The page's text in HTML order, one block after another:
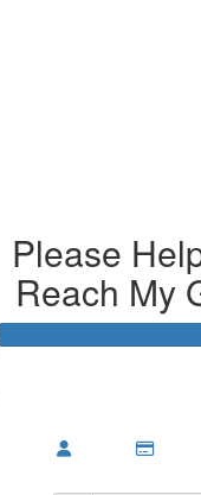
Please
Reach My